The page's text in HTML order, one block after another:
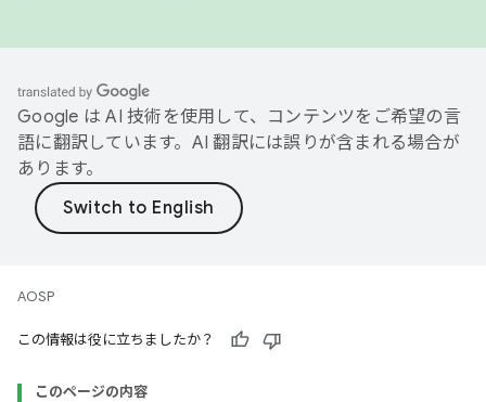
Google は AI 技術を使用して、コンテンツをご希望の言
語に翻訳しています。AI 翻訳には誤りが含まれる場合が
あります。
AOSP
この情報は役に立ちましたか？
このページの内容